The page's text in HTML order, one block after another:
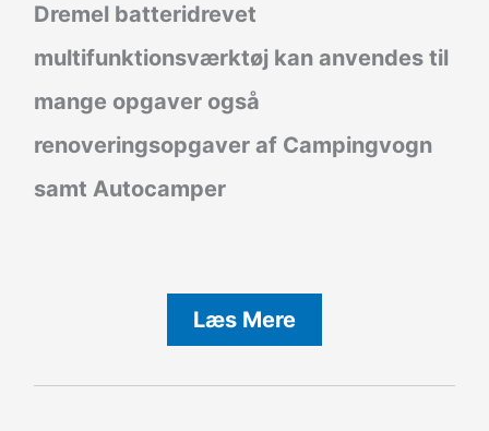
Dremel batteridrevet
multifunktionsværktøj kan anvendes til
mange opgaver også
renoveringsopgaver af Campingvogn
samt Autocamper
Læs Mere